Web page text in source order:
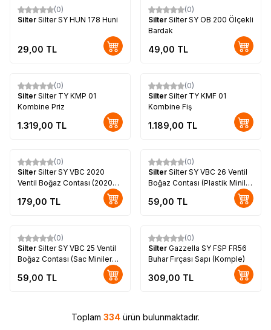
(0)
Silter Silter SY HUN 178 Huni
29,00 TL
(0)
Silter Silter SY OB 200 Ölçekli
Bardak
49,00 TL
(0)
Silter Silter TY KMP 01
Kombine Priz
1.319,00 TL
(0)
Silter Silter TY KMF 01
Kombine Fiş
1.189,00 TL
(0)
Silter Silter SY VBC 2020
Ventil Boğaz Contası (2020
179,00 TL
(0)
Silter Silter SY VBC 26 Ventil
Boğaz Contası (Plastik Miniler
59,00 TL
(0)
Silter Silter SY VBC 25 Ventil
Boğaz Contası (Sac Miniler
59,00 TL
(0)
Silter Gazzella SY FSP FR56
Buhar Fırçası Sapı (Komple)
309,00 TL
Toplam 334 ürün bulunmaktadır.